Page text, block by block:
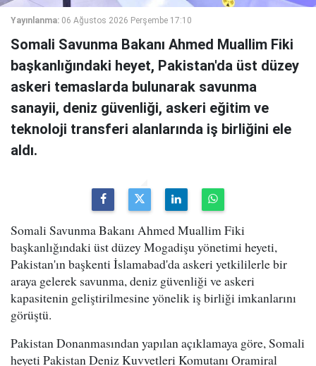
Yayınlanma: 06 Ağustos 2026 Perşembe 17:10
Somali Savunma Bakanı Ahmed Muallim Fiki
başkanlığındaki heyet, Pakistan'da üst düzey
askeri temaslarda bulunarak savunma
sanayii, deniz güvenliği, askeri eğitim ve
teknoloji transferi alanlarında iş birliğini ele
aldı.
Somali Savunma Bakanı Ahmed Muallim Fiki
başkanlığındaki üst düzey Mogadişu yönetimi heyeti,
Pakistan'ın başkenti İslamabad'da askeri yetkililerle bir
araya gelerek savunma, deniz güvenliği ve askeri
kapasitenin geliştirilmesine yönelik iş birliği imkanlarını
görüştü.
Pakistan Donanmasından yapılan açıklamaya göre, Somali
heyeti Pakistan Deniz Kuvvetleri Komutanı Oramiral